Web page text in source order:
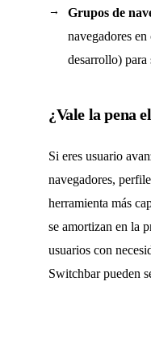
Grupos de
navegadores
desarrollo)
¿Vale la pena
Si eres usuario
navegadores,
herramienta más
se amortizan en la
usuarios con
Switchbar pueden